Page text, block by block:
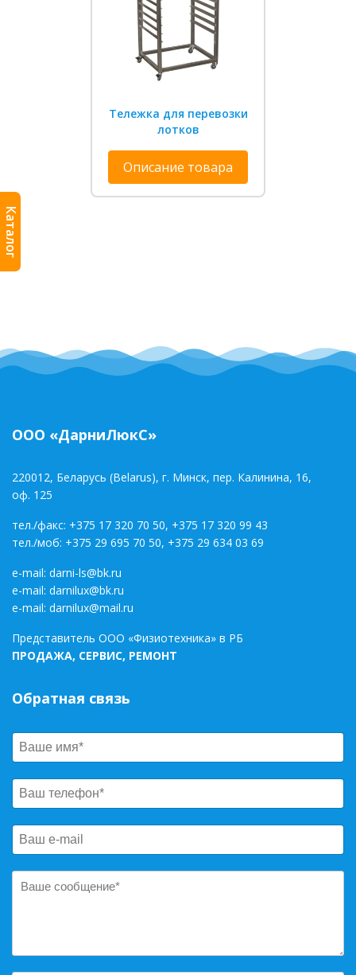
Каталог
Тележка для перевозки
лотков
Описание товара
ООО «ДарниЛюкС»
220012, Беларусь (Belarus), г. Минск, пер. Калинина, 16,
оф. 125
тел./факс: +375 17 320 70 50, +375 17 320 99 43
тел./моб: +375 29 695 70 50, +375 29 634 03 69
e-mail: darni-ls@bk.ru
e-mail: darnilux@bk.ru
e-mail: darnilux@mail.ru
Представитель ООО «Физиотехника» в РБ
ПРОДАЖА, СЕРВИС, РЕМОНТ
Обратная связь